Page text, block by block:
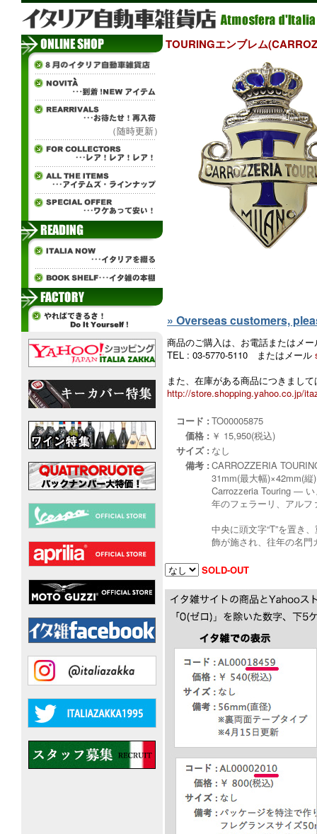
（随時更新）
TOURINGエンブレム
» Overseas customers,
商品のご購入は、お電話またはメ
TEL : 03-5770-5110 またはメール
また、在庫がある商品につきまし
http://store.shopping.yahoo.co.jp/
コード : TO00005875
価格 : ￥ 15,950(税込)
サイズ : なし
備考 : CARROZZERIA
31mm(最大幅)×42mm(縦)
Carrozzeria Touring ―
年のフェラーリ、アル
中央に頭文字“T”を置き
飾が施され、往年の名
SOLD-OUT